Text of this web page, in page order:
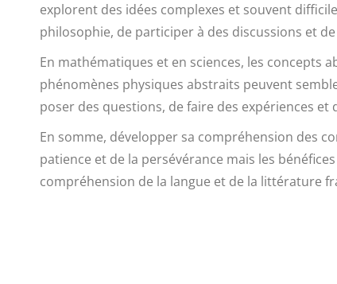
explorent des idées complexes et souvent
philosophie, de participer à des discussions et
En mathématiques et en sciences, les concepts
phénomènes physiques abstraits peuvent
poser des questions, de faire des expériences
En somme, développer sa compréhension des
patience et de la persévérance mais les
compréhension de la langue et de la littérature